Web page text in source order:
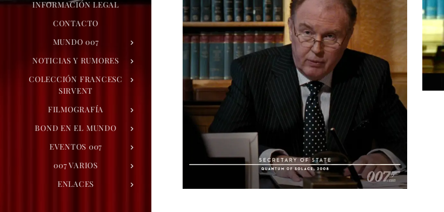
INFORMACIÓN LEGAL
CONTACTO
MUNDO 007
NOTICIAS Y RUMORES
COLECCIÓN FRANCESC
SIRVENT
FILMOGRAFÍA
BOND EN EL MUNDO
EVENTOS 007
007 VARIOS
ENLACES